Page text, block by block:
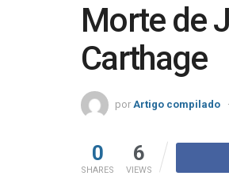
Morte de
Carthage
por Artigo compilado
0
SHARES
6
VIEWS